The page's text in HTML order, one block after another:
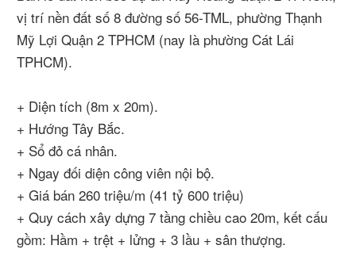
vị trí nền đất số 8 đường số 56-TML, phường Thạnh
Mỹ Lợi Quận 2 TPHCM (nay là phường Cát Lái
TPHCM).
+ Diện tích (8m x 20m).
+ Hướng Tây Bắc.
+ Sổ đỏ cá nhân.
+ Ngay đối diện công viên nội bộ.
+ Giá bán 260 triệu/m (41 tỷ 600 triệu)
+ Quy cách xây dựng 7 tầng chiều cao 20m, kết cấu
gồm: Hầm + trệt + lửng + 3 lầu + sân thượng.